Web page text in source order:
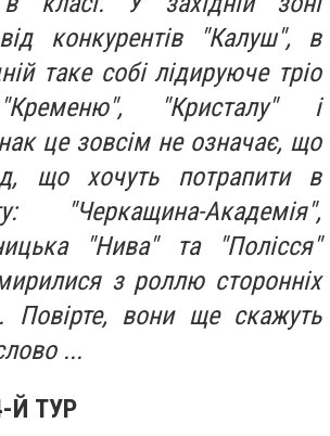
конкурентів "Калуш", в
таке собі лідируюче тріо
"Кристалу" і
це зовсім не означає, що
що хочуть потрапити в
"Черкащина-Академія",
"Нива" та "Полісся"
з роллю сторонніх
Повірте, вони ще скажуть
...
Й ТУР